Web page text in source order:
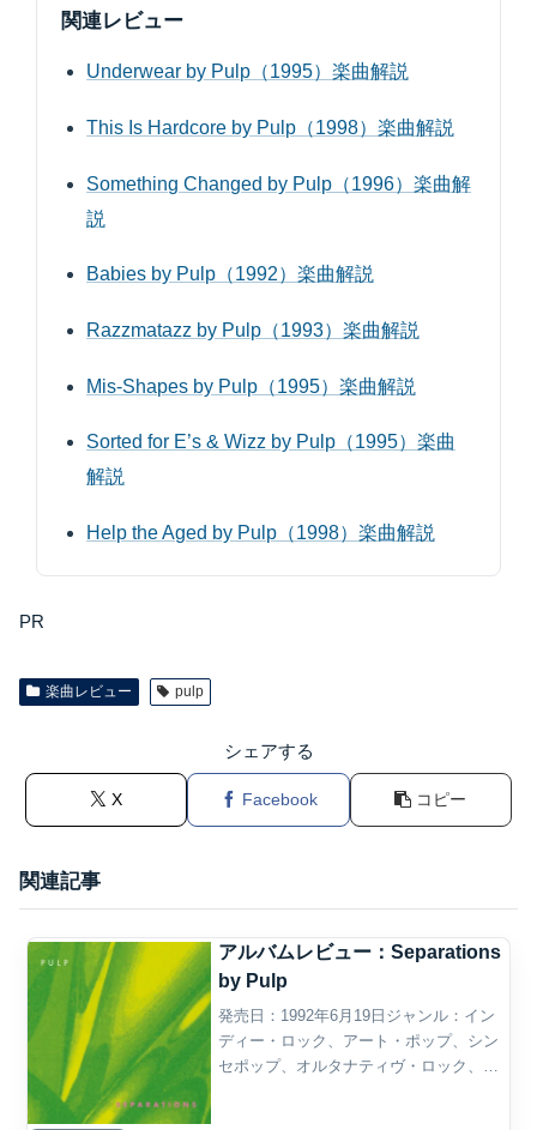
関連レビュー
Underwear by Pulp（1995）楽曲解説
This Is Hardcore by Pulp（1998）楽曲解説
Something Changed by Pulp（1996）楽曲解
説
Babies by Pulp（1992）楽曲解説
Razzmatazz by Pulp（1993）楽曲解説
Mis-Shapes by Pulp（1995）楽曲解説
Sorted for E’s & Wizz by Pulp（1995）楽曲
解説
Help the Aged by Pulp（1998）楽曲解説
PR
楽曲レビュー pulp
シェアする
X Facebook コピー
関連記事
アルバムレビュー：Separations
by Pulp
発売日：1992年6月19日ジャンル：イン
ディー・ロック、アート・ポップ、シン
セポップ、オルタナティヴ・ロック、ダ